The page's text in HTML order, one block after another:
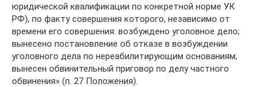
юридической квалификации по конкретной норме УК
РФ), по факту совершения которого, независимо от
времени его совершения: возбуждено уголовное дело;
вынесено постановление об отказе в возбуждении
уголовного дела по нереабилитирующим основаниям;
вынесен обвинительный приговор по делу частного
обвинения» (п. 27 Положения).